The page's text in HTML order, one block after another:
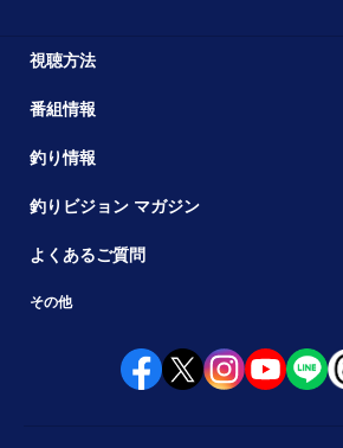
視聴方法
番組情報
釣り情報
釣りビジョン マガジン
よくあるご質問
その他